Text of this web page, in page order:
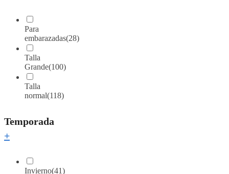
Para
embarazadas(28)
Talla
Grande(100)
Talla
normal(118)
Temporada
+
Invierno(41)